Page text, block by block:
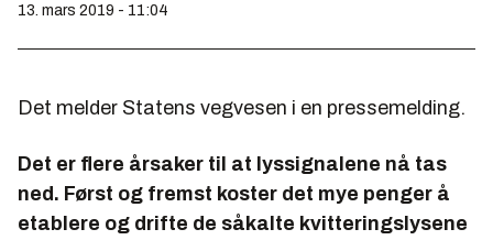
13. mars 2019 - 11:04
Det melder Statens vegvesen i en pressemelding.
Det er flere årsaker til at lyssignalene nå tas
ned. Først og fremst koster det mye penger å
etablere og drifte de såkalte kvitteringslysene